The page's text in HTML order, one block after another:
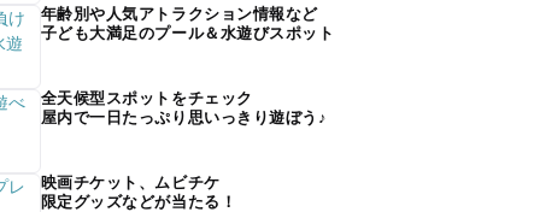
年齢別や人気アトラクション情報など
子ども大満足のプール＆水遊びスポット
全天候型スポットをチェック
屋内で一日たっぷり思いっきり遊ぼう♪
映画チケット、ムビチケ
限定グッズなどが当たる！